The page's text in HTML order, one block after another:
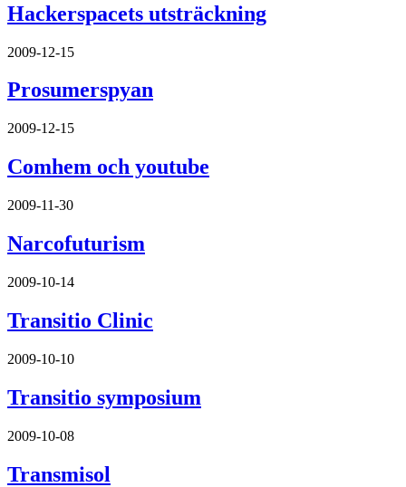
Hackerspacets utsträckning
2009-12-15
Prosumerspyan
2009-12-15
Comhem och youtube
2009-11-30
Narcofuturism
2009-10-14
Transitio Clinic
2009-10-10
Transitio symposium
2009-10-08
Transmisol